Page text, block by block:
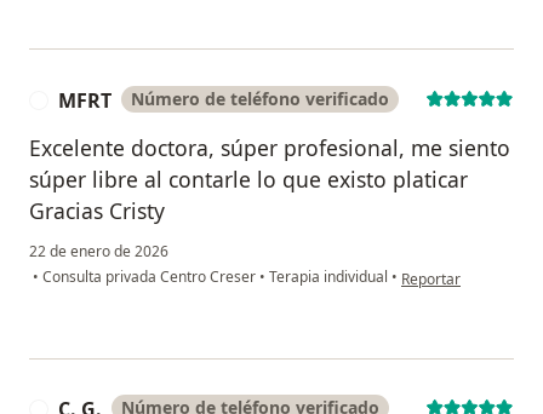
MFRT Número de teléfono verificado
Excelente doctora, súper profesional, me siento
súper libre al contarle lo que existo platicar
Gracias Cristy
22 de enero de 2026
• Consulta privada Centro Creser • Terapia individual • en opinión del
Reportar
Número de teléfono verificado